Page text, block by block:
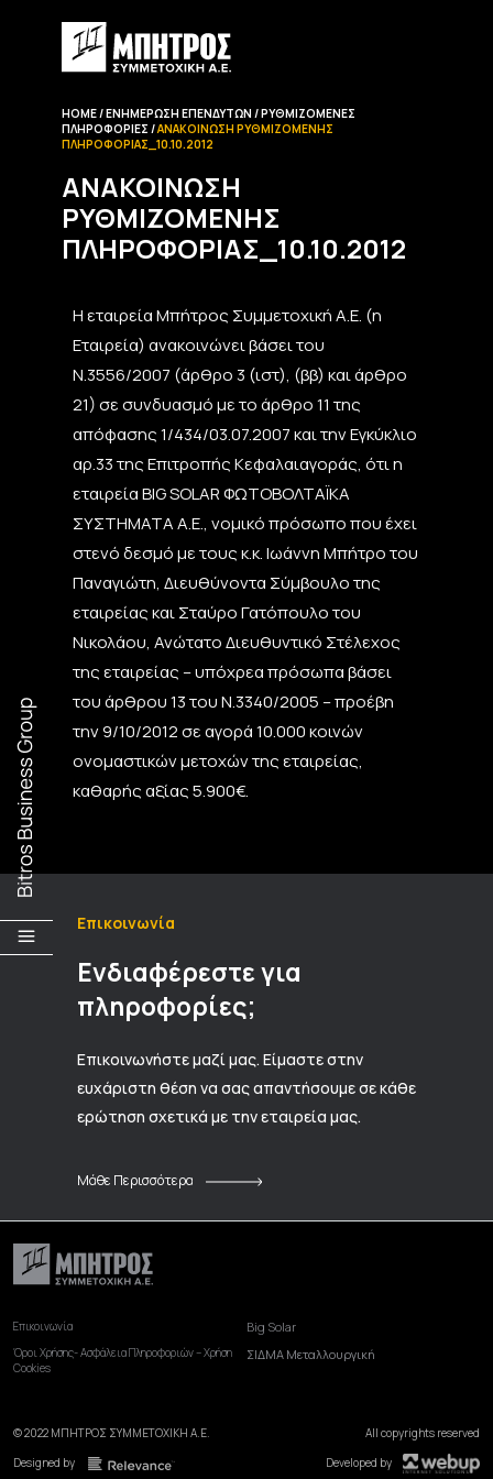
HOME ΕΝΗΜΈΡΩΣΗ EΠΕΝΔΥΤΏΝ
ΡΥΘΜΙΖΌΜΕΝΕΣ
ΠΛΗΡΟΦΟΡΊΕΣ
ΑΝΑΚΟΊΝΩΣΗ ΡΥΘΜΙΖΌΜΕΝΗΣ
ΠΛΗΡΟΦΟΡΊΑΣ_10.10.2012
ΑΝΑΚΟΊΝΩΣΗ
ΡΥΘΜΙΖΌΜΕΝΗΣ
ΠΛΗΡΟΦΟΡΊΑΣ_10.10.2012
Η εταιρεία Μπήτρος Συμμετοχική Α.Ε. (η
Εταιρεία) ανακοινώνει βάσει του
Ν.3556/2007 (άρθρο 3 (ιστ), (ββ) και άρθρο
21) σε συνδυασμό με το άρθρο 11 της
απόφασης 1/434/03.07.2007 και την Εγκύκλιο
αρ.33 της Επιτροπής Κεφαλαιαγοράς, ότι η
εταιρεία BIG SOLAR ΦΩΤΟΒΟΛΤΑΪΚΑ
ΣΥΣΤΗΜΑΤΑ Α.Ε., νομικό πρόσωπο που έχει
στενό δεσμό με τους κ.κ. Ιωάννη Μπήτρο του
Παναγιώτη, Διευθύνοντα Σύμβουλο της
εταιρείας και Σταύρο Γατόπουλο του
Νικολάου, Ανώτατο Διευθυντικό Στέλεχος
της εταιρείας – υπόχρεα πρόσωπα βάσει
του άρθρου 13 του Ν.3340/2005 – προέβη
την 9/10/2012 σε αγορά 10.000 κοινών
ονομαστικών μετοχών της εταιρείας,
καθαρής αξίας 5.900€.
Επικοινωνία
Ενδιαφέρεστε για
πληροφορίες;
Επικοινωνήστε μαζί μας. Είμαστε στην
ευχάριστη θέση να σας απαντήσουμε σε κάθε
ερώτηση σχετικά με την εταιρεία μας.
Μάθε Περισσότερα
Επικοινωνία
Όροι Χρήσης- Ασφάλεια Πληροφοριών – Χρήση
Cookies
Big Solar
ΣΙΔΜΑ Μεταλλουργική
© 2022 ΜΠΗΤΡΟΣ ΣΥΜΜΕΤΟΧΙΚΗ Α.Ε.
All copyrights reserved
Designed by
Developed by